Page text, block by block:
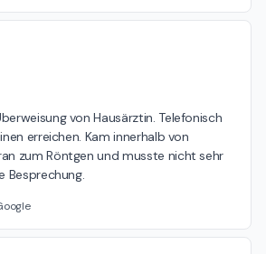
von Hausärztin. Telefonisch
erreichen. Kam innerhalb von
zum Röntgen und musste nicht sehr
Besprechung.